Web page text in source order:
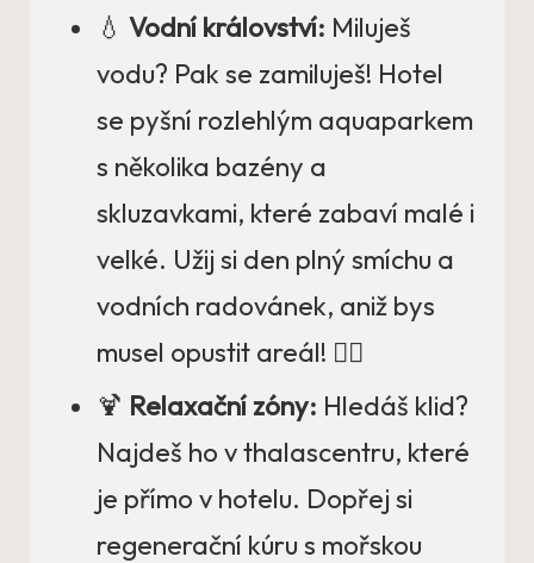
💧 Vodní království: Miluješ
vodu? Pak se zamiluješ! Hotel
se pyšní rozlehlým aquaparkem
s několika bazény a
skluzavkami, které zabaví malé i
velké. Užij si den plný smíchu a
vodních radovánek, aniž bys
musel opustit areál! 🤽‍♂️
🍹 Relaxační zóny: Hledáš klid?
Najdeš ho v thalascentru, které
je přímo v hotelu. Dopřej si
regenerační kúru s mořskou